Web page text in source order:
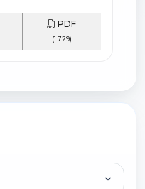
PDF
(1.729)